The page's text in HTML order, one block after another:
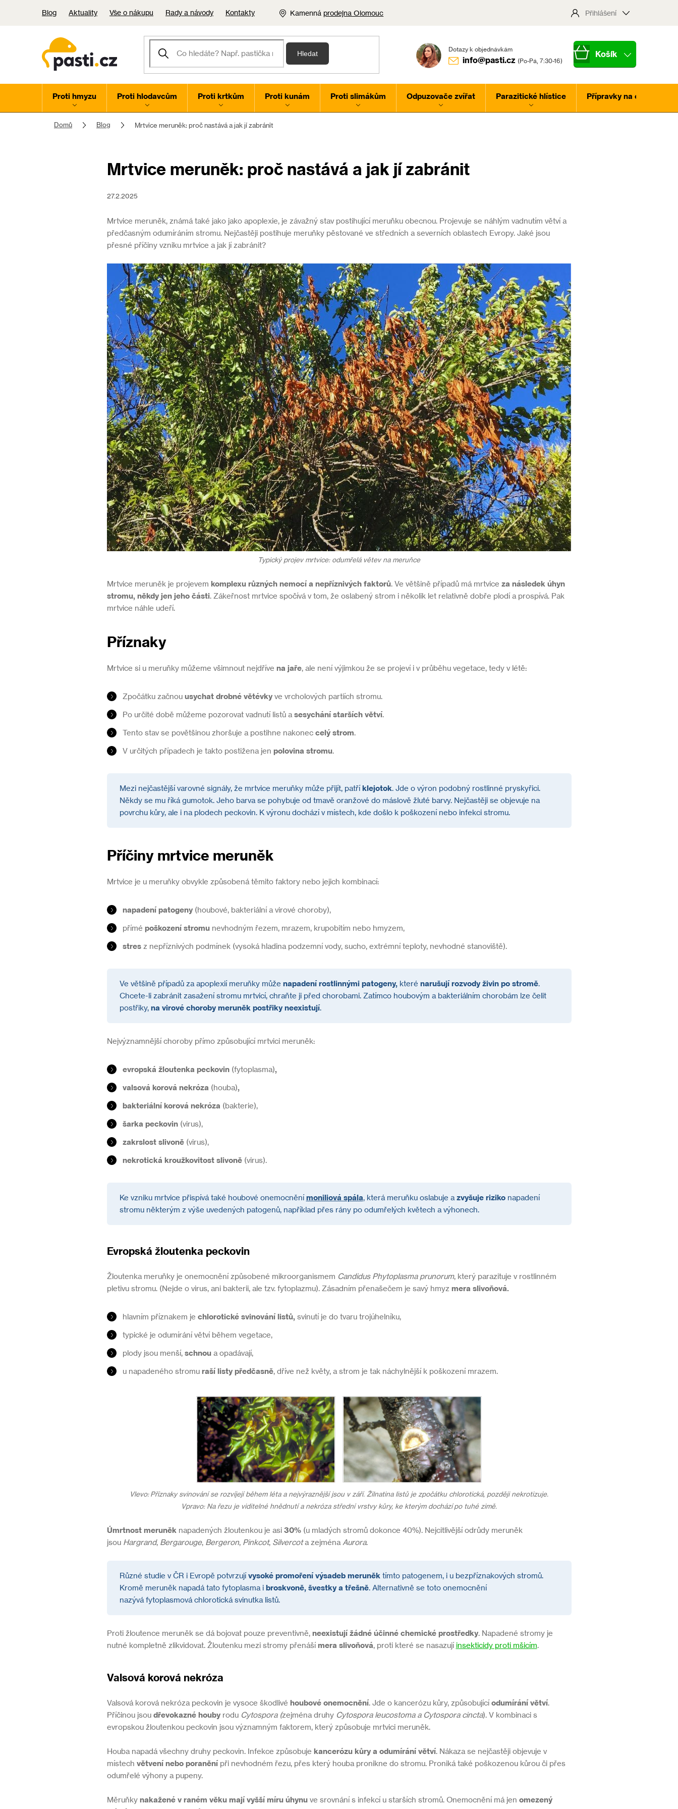
Kamennáprodejna Olomouc
Blog Aktuality Vše o nákupu Rady a návody Kontakty Přihlášení
Hledat
info@pasti.cz
Nákupní
Proti hmyzu Proti hlodavcům Proti krtkům Proti kunám Proti slimákům Odpuzovače zvířat Parazitické hlístice Přípravky na ochranu
Domů Blog Mrtvice meruněk: proč nastává a jak jí zabránit
Mrtvice meruněk: proč nastává a jak jí zabránit
27.2.2025
Mrtvice meruněk, známá také jako jako apoplexie, je závažný stav postihující meruňku obecnou. Projevuje se náhlým vadnutím větví a
předčasným odumíráním stromu. Nejčastěji postihuje meruňky pěstované ve středních a severních oblastech Evropy. Jaké jsou
přesné příčiny vzniku mrtvice a jak jí zabránit?
Typický projev mrtvice: odumřelá větev na meruňce
Mrtvice meruněk je projevem komplexu různých nemocí a nepříznivých faktorů. Ve většině případů má mrtvice za následek úhyn
stromu, někdy jen jeho části. Zákeřnost mrtvice spočívá v tom, že oslabený strom i několik let relativně dobře plodí a prospívá. Pak
mrtvice náhle udeří.
Příznaky
Mrtvice si u meruňky můžeme všimnout nejdříve na jaře, ale není výjimkou že se projeví i v průběhu vegetace, tedy v létě:
Zpočátku začnou usychat drobné větévkyve vrcholových partiích stromu.
Po určité době můžeme pozorovat vadnutí listů asesychání starších větví.
Tento stav se povětšinou zhoršuje a postihne nakonec celý strom.
V určitých případech je takto postižena jen polovina stromu.
Mezi nejčastější varovné signály, že mrtvice meruňky může přijít, patříklejotok. Jde o výron podobný rostlinné pryskyřici.
Někdy se mu říká gumotok. Jeho barva se pohybuje od tmavě oranžové do máslově žluté barvy. Nejčastěji se objevuje na
povrchu kůry, ale i na plodech peckovin. K výronu dochází v místech, kde došlo k poškození nebo infekci stromu.
Příčiny mrtvice meruněk
Mrtvice je u meruňky obvykle způsobená těmito faktory nebo jejich kombinací:
napadení patogeny(houbové, bakteriální a virové choroby),
přímé poškození stromunevhodným řezem, mrazem, krupobitím nebo hmyzem,
stresz nepříznivých podmínek (vysoká hladina podzemní vody, sucho, extrémní teploty, nevhodné stanoviště).
Ve většině případů za apoplexií meruňky může napadení rostlinnými patogeny,které narušují rozvody živin po stromě.
Chcete-li zabránit zasažení stromu mrtvicí, chraňte ji před chorobami. Zatímco houbovým a bakteriálním chorobám lze čelit
postřiky, na virové choroby meruněk postřiky neexistují.
Nejvýznamnější choroby přímo způsobující mrtvici meruněk:
evropská žloutenka peckovin (fytoplasma),
valsová korová nekróza (houba),
bakteriální korová nekróza (bakterie),
šarka peckovin (virus),
zakrslost slivoně (virus),
nekrotická kroužkovitost slivoně (virus).
Ke vzniku mrtvice přispívá také houbové onemocněnímoniliová spála, která meruňku oslabuje azvyšuje rizikonapadení
stromu některým z výše uvedených patogenů, například přes rány po odumřelých květech a výhonech.
Evropská žloutenka peckovin
Žloutenka meruňky je onemocnění způsobené mikroorganismem Candidus Phytoplasma prunorum, který parazituje v rostlinném
pletivu stromu. (Nejde o virus, ani bakterii, ale tzv. fytoplazmu). Zásadním přenašečem je savý hmyz mera slivoňová.
hlavním příznakem je chlorotické svinování listů, svinutí je do tvaru trojúhelníku,
typické je odumírání větví během vegetace,
plody jsou menší, schnoua opadávají,
u napadeného stromu raší listy předčasně, dříve než květy, a strom je tak náchylnější k poškození mrazem.
Vlevo: Příznaky svinování se rozvíjejí během léta a nejvýraznější jsou v září. Žilnatina listů je zpočátku chlorotická, později nekrotizuje.
Vpravo: Na řezu je viditelné hnědnutí a nekróza střední vrstvy kůry, ke kterým dochází po tuhé zimě.
Úmrtnost meruněknapadených žloutenkou je asi 30% (u mladých stromů dokonce 40%). Nejcitlivější odrůdy meruněk
jsou Hargrand, Bergarouge, Bergeron, Pinkcot, Silvercota zejménaAurora.
Různé studie v ČR i Evropě potvrzujívysoké promoření výsadeb meruněktímto patogenem, i u bezpříznakových stromů.
Kromě meruněk napadá tato fytoplasma i broskvoně, švestky a třešně. Alternativně se toto onemocnění
nazývá fytoplasmová chlorotická svinutka listů.
Proti žloutence meruněk se dá bojovat pouze preventivně, neexistují žádné účinné chemické prostředky. Napadené stromy je
nutné kompletně zlikvidovat. Žloutenku mezi stromy přenášímera slivoňová, proti které se nasazují insekticidy proti mšicím.
Valsová korová nekróza
Valsová korová nekróza peckovin je vysoce škodlivé houbové onemocnění. Jde o kancerózu kůry, způsobujícíodumírání větví.
Příčinou jsou dřevokazné houbyrodu Cytospora (zejména druhyCytospora leucostoma a Cytospora cincta). V kombinaci s
evropskou žloutenkou peckovin jsou významným faktorem, který způsobuje mrtvici meruněk.
Houba napadá všechny druhy peckovin. Infekce způsobuje kancerózu kůry a odumírání větví. Nákaza se nejčastěji objevuje v
místech větvení nebo poraněnípři nevhodném řezu, přes který houba pronikne do stromu. Proniká také poškozenou kůrou či přes
odumřelé výhony a pupeny.
Měruňkynakažené v raném věku mají vyšší míru úhynuve srovnání s infekcí u starších stromů. Onemocnění má jen omezený